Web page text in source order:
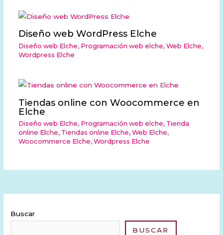
Diseño web WordPress Elche
Diseño web Elche, Programación web elche, Web Elche,
Wordpress Elche
Tiendas online con Woocommerce en
Elche
Diseño web Elche, Programación web elche, Tienda
online Elche, Tiendas online Elche, Web Elche,
Woocommerce Elche, Wordpress Elche
Buscar
BUSCAR